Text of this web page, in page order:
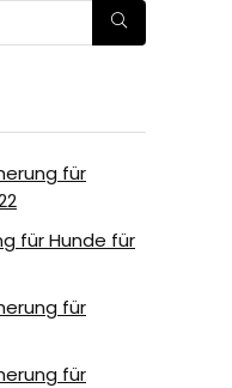
für
für Hunde für
für
für